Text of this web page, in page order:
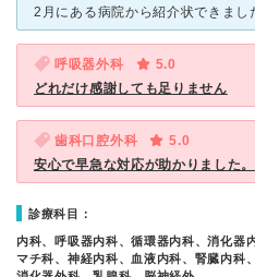
呼吸器外科
5.0
どれだけ感謝しても足りません
歯科口腔外科
5.0
安心で早急な対応が助かりました。
診療科目：
内科、呼吸器内科、循環器内科、消化器
マチ科、神経内科、血液内科、腎臓内科